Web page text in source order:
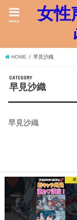
女性
menu
HOME 早見沙織
CATEGORY
早見沙織
早見沙織